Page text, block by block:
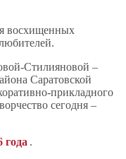
восхищенных
Стилияновой –
Саратовской
прикладного
сегодня –
года .